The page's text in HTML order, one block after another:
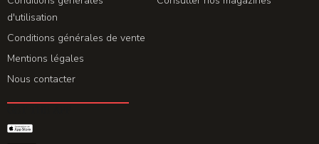
d'utilisation
Conditions générales de vente
Mentions légales
Nous contacter